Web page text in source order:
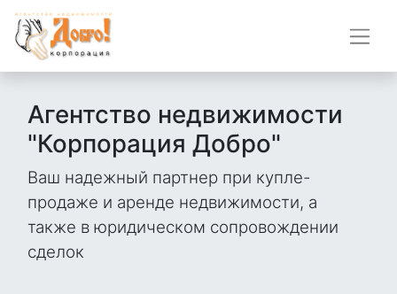
Агентство недвижимости
"Корпорация Добро"
Ваш надежный партнер при купле-
продаже и аренде недвижимости, а
также в юридическом сопровождении
сделок